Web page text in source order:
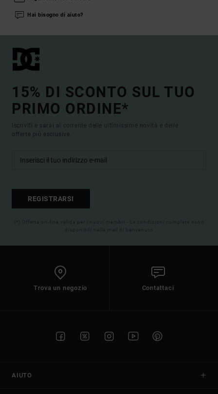
Hai bisogno di aiuto?
15% DI SCONTO SUL TUO
PRIMO ORDINE*
Iscriviti e sarai al corrente delle ultimissime novità e delle
offerte più esclusive.
REGISTRARSI
(*) Offerta on-line valida per i nuovi membri - Le condizioni complete sono
disponibili nella mail di benvenuto
Trova un negozio Contattaci
AIUTO